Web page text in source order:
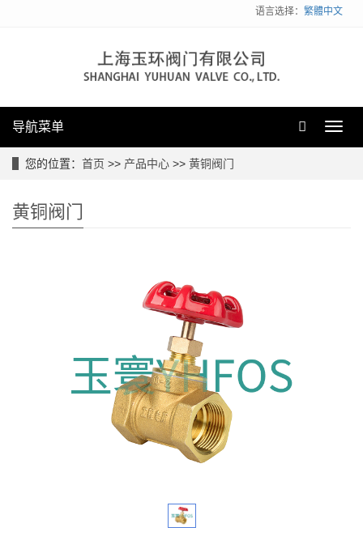
语言选择： 繁體中文
导航菜单
您的位置： 首页 >> 产品中心 >> 黄铜阀门
黄铜阀门